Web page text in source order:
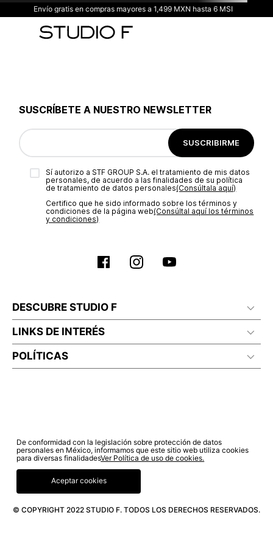
Envío gratis en compras mayores a 1,499 MXN hasta 6 MSI
SUSCRÍBETE A NUESTRO NEWSLETTER
SUSCRIBIRME
Sí autorizo a STF GROUP S.A. el tratamiento de mis datos
personales, de acuerdo a las finalidades de su política
de tratamiento de datos personales‎(Consúltala aquí)
Certifico que he sido informado sobre los términos y
condiciones de la página web‎(Consúltal aquí los términos
y condiciones)
DESCUBRE STUDIO F
LINKS DE INTERÉS
POLÍTICAS
© COPYRIGHT 2022 STUDIO F. TODOS LOS DERECHOS RESERVADOS.
De conformidad con la legislación sobre protección de datos
personales en México, informamos que este sitio web utiliza cookies
para diversas finalidadesVer Política de uso de cookies.
Aceptar cookies